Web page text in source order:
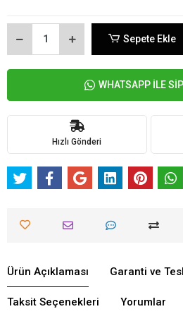
Sepete Ekle
WHATSAPP İLE
Hızlı Gönderi
Ürün Açıklaması Garanti ve
Taksit Seçenekleri Yorumlar